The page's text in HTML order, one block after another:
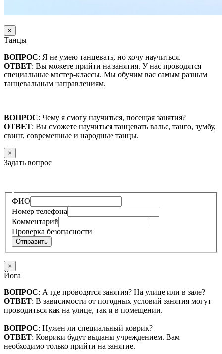
×
Танцы
ВОПРОС: Я не умею танцевать, но хочу научиться.
ОТВЕТ: Вы можете прийти на занятия. У нас проводятся
специальные мастер-классы. Мы обучим вас самым разным
танцевальным направлениям.
ВОПРОС: Чему я смогу научиться, посещая занятия?
ОТВЕТ: Вы сможете научиться танцевать вальс, танго, зумбу,
свинг, современные и народные танцы.
×
Задать вопрос
ФИО
Номер телефона
Комментарий
Проверка безопасности
Отправить
×
Йога
ВОПРОС: А где проводятся занятия? На улице или в зале?
ОТВЕТ: В зависимости от погодных условий занятия могут
проводиться как на улице, так и в помещении.
ВОПРОС: Нужен ли специальный коврик?
ОТВЕТ: Коврики будут выданы учреждением. Вам
необходимо только прийти на занятие.